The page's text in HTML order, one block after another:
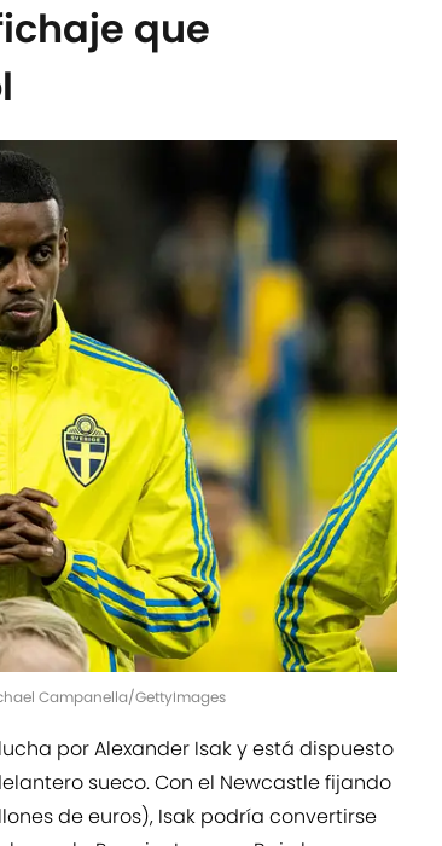
que
Campanella/GettyImages
por Alexander Isak y está dispuesto
sueco. Con el Newcastle fijando
de euros), Isak podría convertirse